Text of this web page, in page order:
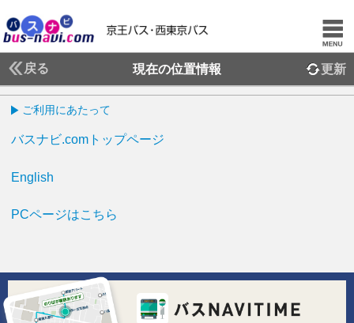
戻る 現在の位置情報 更新
ご利用にあたって
バスナビ.comトップページ
English
PCページはこちら